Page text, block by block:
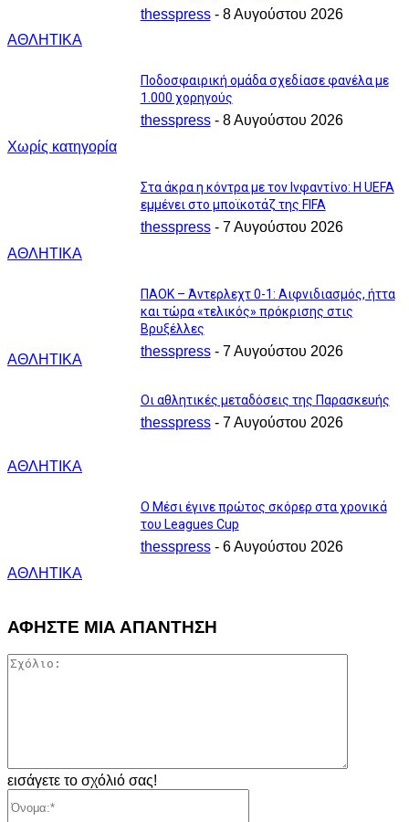
ΑΘΛΗΤΙΚΑ
thesspress - 8 Αυγούστου 2026
Χωρίς κατηγορία
Ποδοσφαιρική ομάδα σχεδίασε φανέλα με
1.000 χορηγούς
thesspress - 8 Αυγούστου 2026
ΑΘΛΗΤΙΚΑ
Στα άκρα η κόντρα με τον Ινφαντίνο: Η UEFA
εμμένει στο μποϊκοτάζ της FIFA
thesspress - 7 Αυγούστου 2026
ΑΘΛΗΤΙΚΑ
ΠΑΟΚ – Άντερλεχτ 0-1: Αιφνιδιασμός, ήττα
και τώρα «τελικός» πρόκρισης στις
Βρυξέλλες
thesspress - 7 Αυγούστου 2026
ΑΘΛΗΤΙΚΑ
Οι αθλητικές μεταδόσεις της Παρασκευής
thesspress - 7 Αυγούστου 2026
ΑΘΛΗΤΙΚΑ
Ο Μέσι έγινε πρώτος σκόρερ στα χρονικά
του Leagues Cup
thesspress - 6 Αυγούστου 2026
ΑΦΗΣΤΕ ΜΙΑ ΑΠΑΝΤΗΣΗ
εισάγετε το σχόλιό σας!